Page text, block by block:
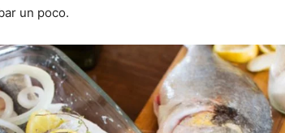
Gratis
un poco.